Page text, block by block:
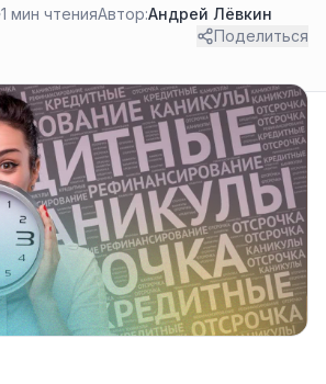
1 мин чтенияАвтор:Андрей Лёвкин
Поделиться